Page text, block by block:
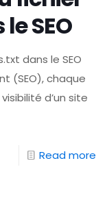
SEO
dans le SEO
(SEO), chaque
d’un site
Read more